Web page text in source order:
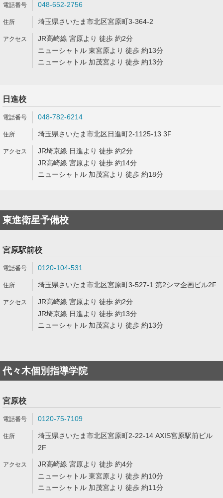
048-652-2756
埼玉県さいたま市北区宮原町3-364-2
JR高崎線 宮原より 徒歩 約2分
ニューシャトル 東宮原より 徒歩 約13分
ニューシャトル 加茂宮より 徒歩 約13分
日進校
048-782-6214
埼玉県さいたま市北区日進町2-1125-13 3F
JR埼京線 日進より 徒歩 約2分
JR高崎線 宮原より 徒歩 約14分
ニューシャトル 加茂宮より 徒歩 約18分
東進衛星予備校
宮原駅前校
0120-104-531
埼玉県さいたま市北区宮原町3-527-1 第2シマ企画ビル2F
JR高崎線 宮原より 徒歩 約2分
JR埼京線 日進より 徒歩 約13分
ニューシャトル 加茂宮より 徒歩 約13分
代々木個別指導学院
宮原校
0120-75-7109
埼玉県さいたま市北区宮原町2-22-14 AXIS宮原駅前ビル
2F
JR高崎線 宮原より 徒歩 約4分
ニューシャトル 東宮原より 徒歩 約10分
ニューシャトル 加茂宮より 徒歩 約11分